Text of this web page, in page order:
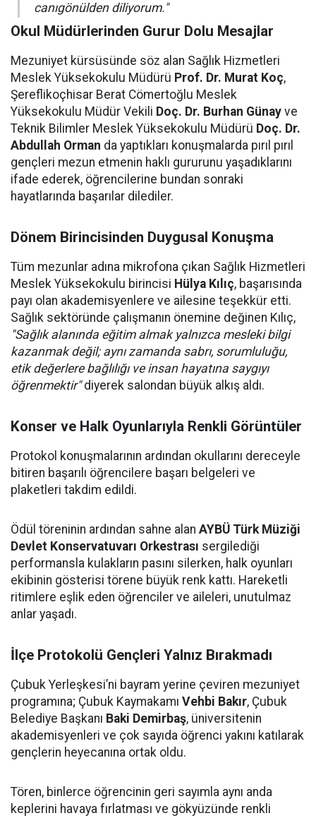
canıgönülden diliyorum."
Okul Müdürlerinden Gurur Dolu Mesajlar
Mezuniyet kürsüsünde söz alan Sağlık Hizmetleri
Meslek Yüksekokulu Müdürü Prof. Dr. Murat Koç,
Şereflikoçhisar Berat Cömertoğlu Meslek
Yüksekokulu Müdür Vekili Doç. Dr. Burhan Günay ve
Teknik Bilimler Meslek Yüksekokulu Müdürü Doç. Dr.
Abdullah Orman da yaptıkları konuşmalarda pırıl pırıl
gençleri mezun etmenin haklı gururunu yaşadıklarını
ifade ederek, öğrencilerine bundan sonraki
hayatlarında başarılar dilediler.
Dönem Birincisinden Duygusal Konuşma
Tüm mezunlar adına mikrofona çıkan Sağlık Hizmetleri
Meslek Yüksekokulu birincisi Hülya Kılıç, başarısında
payı olan akademisyenlere ve ailesine teşekkür etti.
Sağlık sektöründe çalışmanın önemine değinen Kılıç,
"Sağlık alanında eğitim almak yalnızca mesleki bilgi
kazanmak değil; aynı zamanda sabrı, sorumluluğu,
etik değerlere bağlılığı ve insan hayatına saygıyı
öğrenmektir"diyerek salondan büyük alkış aldı.
Konser ve Halk Oyunlarıyla Renkli Görüntüler
Protokol konuşmalarının ardından okullarını dereceyle
bitiren başarılı öğrencilere başarı belgeleri ve
plaketleri takdim edildi.
Ödül töreninin ardından sahne alan AYBÜ Türk Müziği
Devlet Konservatuvarı Orkestrası sergilediği
performansla kulakların pasını silerken, halk oyunları
ekibinin gösterisi törene büyük renk kattı. Hareketli
ritimlere eşlik eden öğrenciler ve aileleri, unutulmaz
anlar yaşadı.
İlçe Protokolü Gençleri Yalnız Bırakmadı
Çubuk Yerleşkesi’ni bayram yerine çeviren mezuniyet
programına; Çubuk Kaymakamı Vehbi Bakır, Çubuk
Belediye Başkanı Baki Demirbaş, üniversitenin
akademisyenleri ve çok sayıda öğrenci yakını katılarak
gençlerin heyecanına ortak oldu.
Tören, binlerce öğrencinin geri sayımla aynı anda
keplerini havaya fırlatması ve gökyüzünde renkli